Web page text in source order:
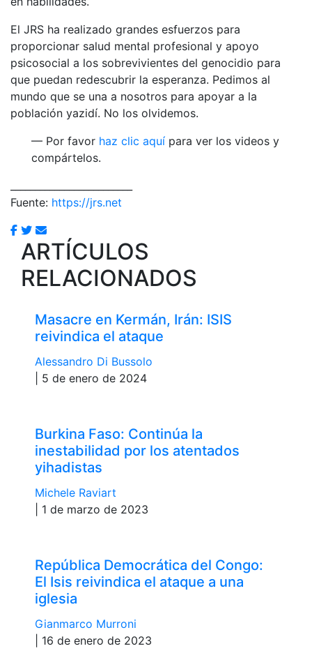
El JRS ha realizado grandes esfuerzos para
proporcionar salud mental profesional y apoyo
psicosocial a los sobrevivientes del genocidio para
que puedan redescubrir la esperanza. Pedimos al
mundo que se una a nosotros para apoyar a la
población yazidí. No los olvidemos.
— Por favor haz clic aquí para ver los videos y
compártelos.
Fuente: https://jrs.net
ARTÍCULOS
RELACIONADOS
Masacre en Kermán, Irán: ISIS
reivindica el ataque
Alessandro Di Bussolo
| 5 de enero de 2024
Burkina Faso: Continúa la
inestabilidad por los atentados
yihadistas
Michele Raviart
| 1 de marzo de 2023
República Democrática del Congo:
El Isis reivindica el ataque a una
iglesia
Gianmarco Murroni
| 16 de enero de 2023